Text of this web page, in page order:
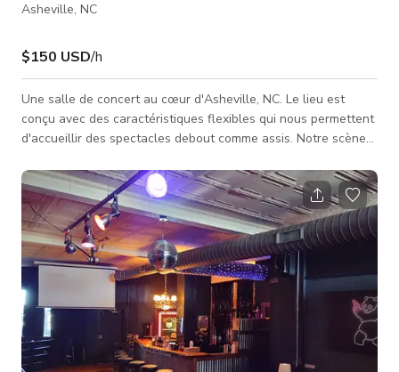
Asheville, NC
$150 USD/h
Une salle de concert au cœur d'Asheville, NC. Le lieu est
conçu avec des caractéristiques flexibles qui nous permettent
d'accueillir des spectacles debout comme assis. Notre scène
Le lieu est géré par des professionnels expérimentés de
l'industrie musicale d'Asheville.